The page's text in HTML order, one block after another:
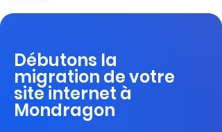
Débutons la
migration de votre
site internet à
Mondragon